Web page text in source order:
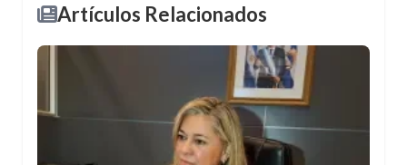
Artículos Relacionados